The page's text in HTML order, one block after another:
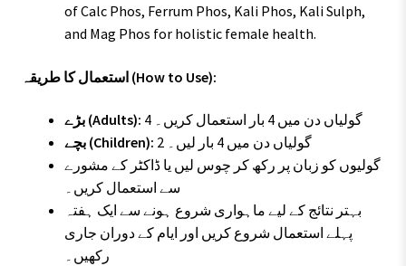
of Calc Phos, Ferrum Phos, Kali Phos, Kali Sulph,
and Mag Phos for holistic female health.
استعمال کا طریقہ (How to Use):
بڑے (Adults):
4 گولیاں دن میں 4 بار استعمال کریں۔
بچے (Children):
2 گولیاں دن میں 4 بار لیں۔
گولیوں کو زبان پر رکھ کر چوس لیں یا ڈاکٹر کے مشورے
سے استعمال کریں۔
بہتر نتائج کے لیے ماہواری شروع ہونے سے ایک ہفتہ
پہلے استعمال شروع کریں اور ایام کے دوران جاری
رکھیں۔